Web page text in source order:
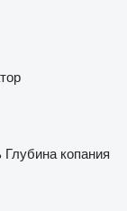
Глубина копания